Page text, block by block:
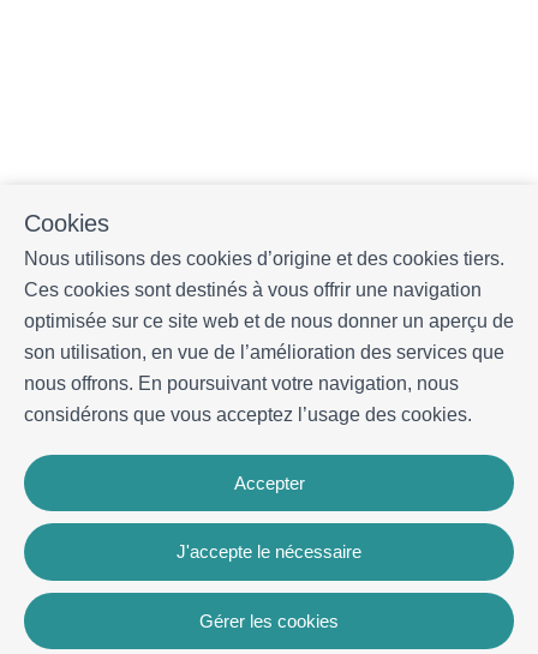
Cookies
Nous utilisons des cookies d’origine et des cookies tiers.
Ces cookies sont destinés à vous offrir une navigation
optimisée sur ce site web et de nous donner un aperçu de
son utilisation, en vue de l’amélioration des services que
nous offrons. En poursuivant votre navigation, nous
considérons que vous acceptez l’usage des cookies.
Accepter
J'accepte le nécessaire
Gérer les cookies